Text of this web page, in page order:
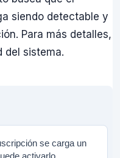
siendo detectable y
Para más detalles,
del sistema.
se carga un
activarlo